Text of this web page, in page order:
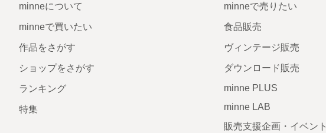
minneについて
minneで買いたい
作品をさがす
ショップをさがす
ランキング
特集
minneで売りたい
食品販売
ヴィンテージ販売
ダウンロード販売
minne PLUS
minne LAB
販売支援企画・イベント